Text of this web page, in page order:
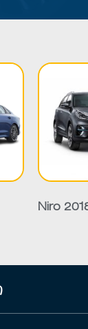
Niro